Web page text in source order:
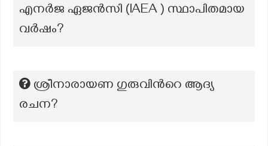
എനർജ ഏജൻസി (IAEA ) സ്ഥാപിതമായ
വർഷം?
ശ്രീനാരായണ ഗുരുവിന്‍റെ ആദ്യ
രചന?